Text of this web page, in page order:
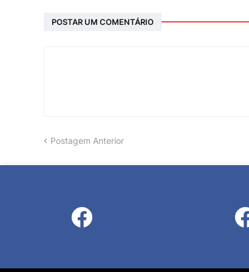
POSTAR UM COMENTÁRIO
Postagem Anterior